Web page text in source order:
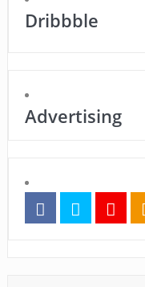
Dribbble
Advertising